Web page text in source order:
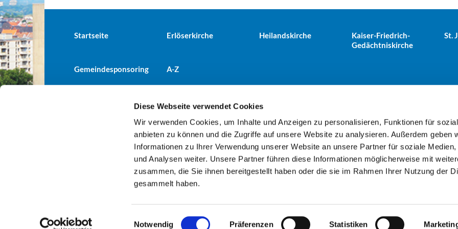
Diese Webseite verwendet Cookies
Wir verwenden Cookies, um Inhalte und Anzeigen zu personalisieren, Funktionen für
anbieten zu können und die Zugriffe auf unsere Website zu analysieren. Außerdem geben
Informationen zu Ihrer Verwendung unserer Website an unsere Partner für soziale Medien,
und Analysen weiter. Unsere Partner führen diese Informationen möglicherweise mit
zusammen, die Sie ihnen bereitgestellt haben oder die sie im Rahmen Ihrer Nutzung der
gesammelt haben.
Notwendig Präferenzen Statistiken
Startseite Erlöserkirche Heilandskirche
Kaiser-Friedrich-
Gedächtniskirche
St.
Gemeindesponsoring A-Z
Evangelische Kirchengemeinde Tiergarten · Alt-Moabit 25, 10559 Berlin+49303943498 
Kontaktinformationen Impressum